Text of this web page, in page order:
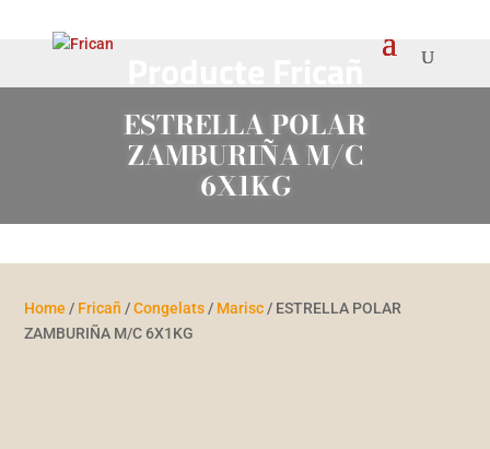
ESTRELLA POLAR
ZAMBURIÑA M/C
6X1KG
Home / Fricañ /Congelats / Marisc / ESTRELLA POLAR
ZAMBURIÑA M/C 6X1KG